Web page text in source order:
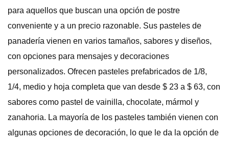
para aquellos que buscan una opción de postre
conveniente y a un precio razonable. Sus pasteles de
panadería vienen en varios tamaños, sabores y diseños,
con opciones para mensajes y decoraciones
personalizados. Ofrecen pasteles prefabricados de 1/8,
1/4, medio y hoja completa que van desde $ 23 a $ 63, con
sabores como pastel de vainilla, chocolate, mármol y
zanahoria. La mayoría de los pasteles también vienen con
algunas opciones de decoración, lo que le da la opción de